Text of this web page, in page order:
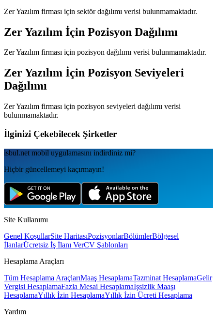
Zer Yazılım firması için sektör dağılımı verisi bulunmamaktadır.
Zer Yazılım İçin Pozisyon Dağılımı
Zer Yazılım firması için pozisyon dağılımı verisi bulunmamaktadır.
Zer Yazılım İçin Pozisyon Seviyeleri
Dağılımı
Zer Yazılım firması için pozisyon seviyeleri dağılımı verisi
bulunmamaktadır.
İlginizi Çekebilecek Şirketler
isbul.net mobil uygulamаsını indirdiniz mi?
Hiçbir güncellemeyi kaçırmayın!
Site Kullanımı
Genel KoşullarSite HaritasıPozisyonlarBölümlerBölgesel
İlanlarÜcretsiz İş İlanı VerCV Şablonları
Hesaplama Araçları
Tüm Hesaplama AraçlarıMaaş HesaplamaTazminat HesaplamaGelir
Vergisi HesaplamaFazla Mesai Hesaplamaİşsizlik Maaşı
HesaplamaYıllık İzin HesaplamaYıllık İzin Ücreti Hesaplama
Yardım